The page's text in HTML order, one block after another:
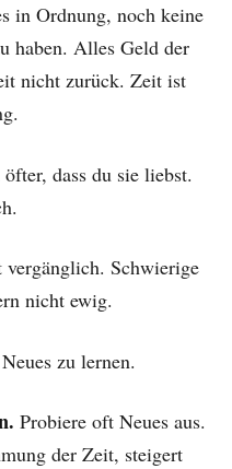
in Ordnung, noch keine
haben. Alles Geld der
nicht zurück. Zeit ist
dass du sie liebst.
Schwierige
nicht ewig.
zu lernen.
Probiere oft Neues aus.
der Zeit, steigert